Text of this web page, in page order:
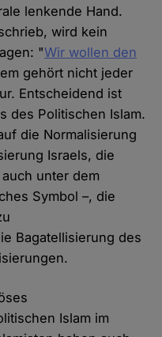
lenkende Hand.
wird kein
"Wir wollen den
gehört nicht jeder
Entscheidend ist
des Politischen Islam.
die Normalisierung
Israels, die
unter dem
Symbol –, die
Bagatellisierung des
Islam im